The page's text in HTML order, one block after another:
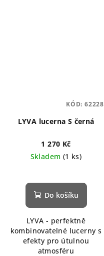
LYVA lucerna S černá
1 270 Kč
Skladem (1 ks)
Do košíku
LYVA - perfektně
kombinovatelné lucerny s
efekty pro útulnou
atmosféru
KÓD: 62228